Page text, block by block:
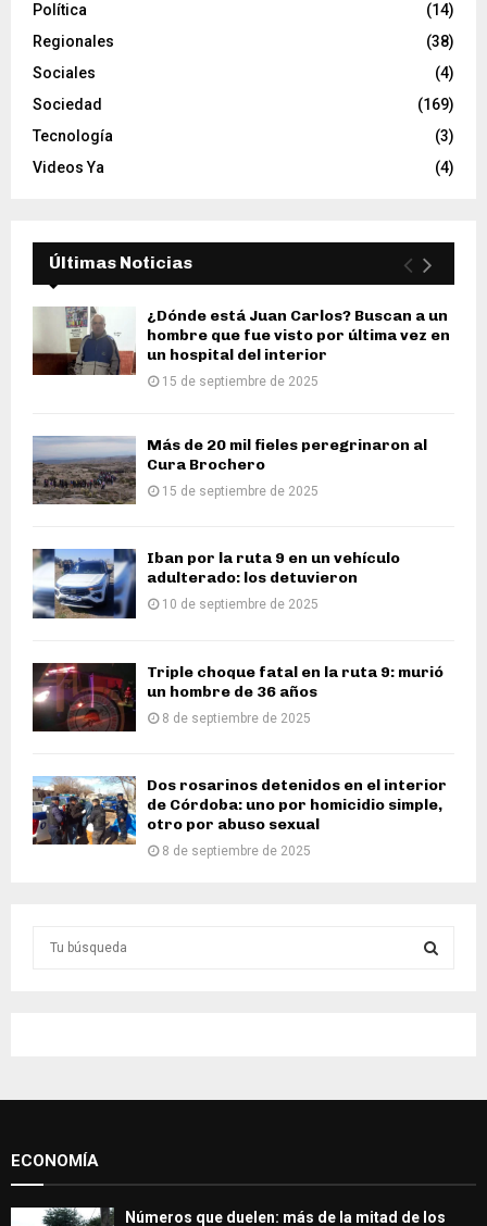
Política
(14)
Regionales
(38)
Sociales
(4)
Sociedad
(169)
Tecnología
(3)
Videos Ya
(4)
Últimas Noticias
¿Dónde está Juan Carlos? Buscan a un
hombre que fue visto por última vez en
un hospital del interior
15 de septiembre de 2025
Más de 20 mil fieles peregrinaron al
Cura Brochero
15 de septiembre de 2025
Iban por la ruta 9 en un vehículo
adulterado: los detuvieron
10 de septiembre de 2025
Triple choque fatal en la ruta 9: murió
un hombre de 36 años
8 de septiembre de 2025
Dos rosarinos detenidos en el interior
de Córdoba: uno por homicidio simple,
otro por abuso sexual
8 de septiembre de 2025
o
H
ECONOMÍA
Números que duelen: más de la mitad de los